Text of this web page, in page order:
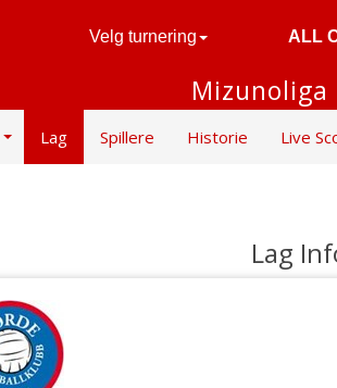
Velg turnering ALL
Lag Spillere Historie Live
Lag